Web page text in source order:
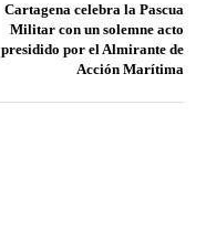
Cartagena celebra la Pascua
Militar con un solemne acto
presidido por el Almirante de
Acción Marítima